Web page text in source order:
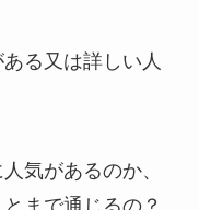
る又は詳しい人
気があるのか、